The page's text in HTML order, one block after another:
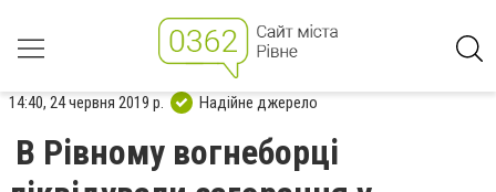
14:40, 24 червня 2019 р. Надійне джерело
В Рівному вогнеборці